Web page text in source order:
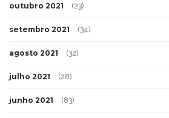
outubro 2021 (23)
setembro 2021 (34)
agosto 2021 (32)
julho 2021 (28)
junho 2021 (83)